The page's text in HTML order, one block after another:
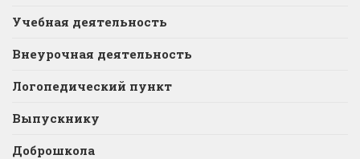
Учебная деятельность
Внеурочная деятельность
Логопедический пункт
Выпускнику
Доброшкола